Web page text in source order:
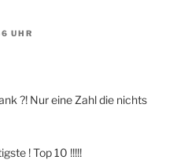
UHR
?! Nur eine Zahl die nichts
! Top 10 !!!!!